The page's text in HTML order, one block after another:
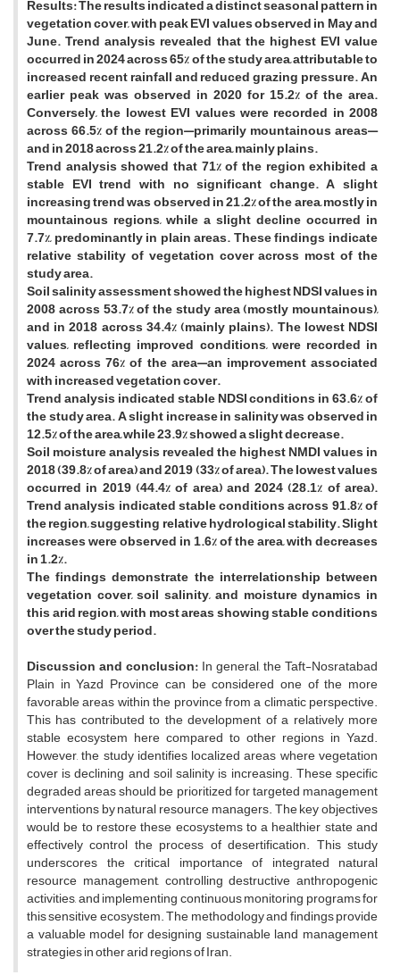
Results: The results indicated a distinct seasonal pattern in
vegetation cover, with peak EVI values observed in May and
June. Trend analysis revealed that the highest EVI value
occurred in 2024 across 65% of the study area, attributable to
increased recent rainfall and reduced grazing pressure. An
earlier peak was observed in 2020 for 15.2% of the area.
Conversely, the lowest EVI values were recorded in 2008
across 66.5% of the region—primarily mountainous areas—
and in 2018 across 21.2% of the area, mainly plains.
Trend analysis showed that 71% of the region exhibited a
stable EVI trend with no significant change. A slight
increasing trend was observed in 21.2% of the area, mostly in
mountainous regions, while a slight decline occurred in
7.7%, predominantly in plain areas. These findings indicate
relative stability of vegetation cover across most of the
study area.
Soil salinity assessment showed the highest NDSI values in
2008 across 53.7% of the study area (mostly mountainous),
and in 2018 across 34.4% (mainly plains). The lowest NDSI
values, reflecting improved conditions, were recorded in
2024 across 76% of the area—an improvement associated
with increased vegetation cover.
Trend analysis indicated stable NDSI conditions in 63.6% of
the study area. A slight increase in salinity was observed in
12.5% of the area, while 23.9% showed a slight decrease.
Soil moisture analysis revealed the highest NMDI values in
2018 (39.8% of area) and 2019 (33% of area). The lowest values
occurred in 2019 (44.4% of area) and 2024 (28.1% of area).
Trend analysis indicated stable conditions across 91.8% of
the region, suggesting relative hydrological stability. Slight
increases were observed in 1.6% of the area, with decreases
in 1.2%.
The findings demonstrate the interrelationship between
vegetation cover, soil salinity, and moisture dynamics in
this arid region, with most areas showing stable conditions
over the study period.
Discussion and conclusion:In general, the Taft-Nosratabad
Plain in Yazd Province can be considered one of the more
favorable areas within the province from a climatic perspective.
This has contributed to the development of a relatively more
stable ecosystem here compared to other regions in Yazd.
However, the study identifies localized areas where vegetation
cover is declining and soil salinity is increasing. These specific
degraded areas should be prioritized for targeted management
interventions by natural resource managers. The key objectives
would be to restore these ecosystems to a healthier state and
effectively control the process of desertification. This study
underscores the critical importance of integrated natural
resource management, controlling destructive anthropogenic
activities, and implementing continuous monitoring programs for
this sensitive ecosystem. The methodology and findings provide
a valuable model for designing sustainable land management
strategies in other arid regions of Iran.